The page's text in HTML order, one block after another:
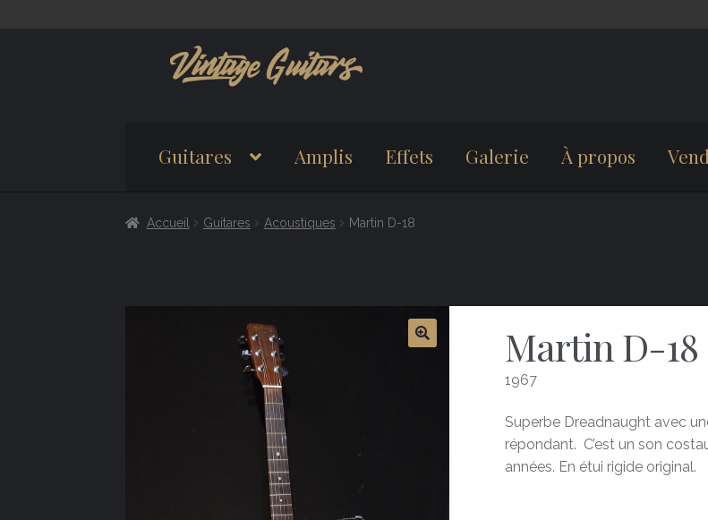
la
au
contenu
Guitares Amplis Effets Galerie À propos
Accueil Guitares Acoustiques Martin D-18
Martin D-18
1967
Superbe Dreadnaught avec
répondant. C’est un son
années. En étui rigide original.